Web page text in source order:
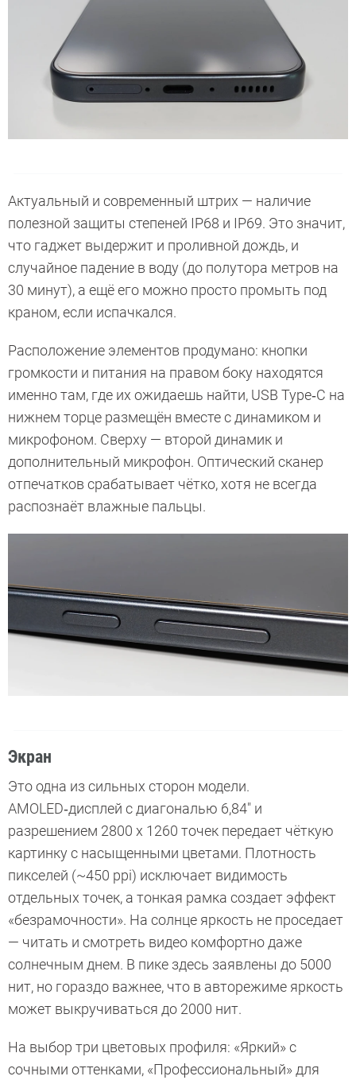
Актуальный и современный штрих — наличие
полезной защиты степеней IP68 и IP69. Это значит,
что гаджет выдержит и проливной дождь, и
случайное падение в воду (до полутора метров на
30 минут), а ещё его можно просто промыть под
краном, если испачкался.
Расположение элементов продумано: кнопки
громкости и питания на правом боку находятся
именно там, где их ожидаешь найти, USB Type‑C на
нижнем торце размещён вместе с динамиком и
микрофоном. Сверху — второй динамик и
дополнительный микрофон. Оптический сканер
отпечатков срабатывает чётко, хотя не всегда
распознаёт влажные пальцы.
Экран
Это одна из сильных сторон модели.
AMOLED‑дисплей с диагональю 6,84″ и
разрешением 2800 х 1260 точек передает чёткую
картинку с насыщенными цветами. Плотность
пикселей (~450 ppi) исключает видимость
отдельных точек, а тонкая рамка создает эффект
«безрамочности». На солнце яркость не проседает
— читать и смотреть видео комфортно даже
солнечным днем. В пике здесь заявлены до 5000
нит, но гораздо важнее, что в авторежиме яркость
может выкручиваться до 2000 нит.
На выбор три цветовых профиля: «Яркий» с
сочными оттенками, «Профессиональный» для